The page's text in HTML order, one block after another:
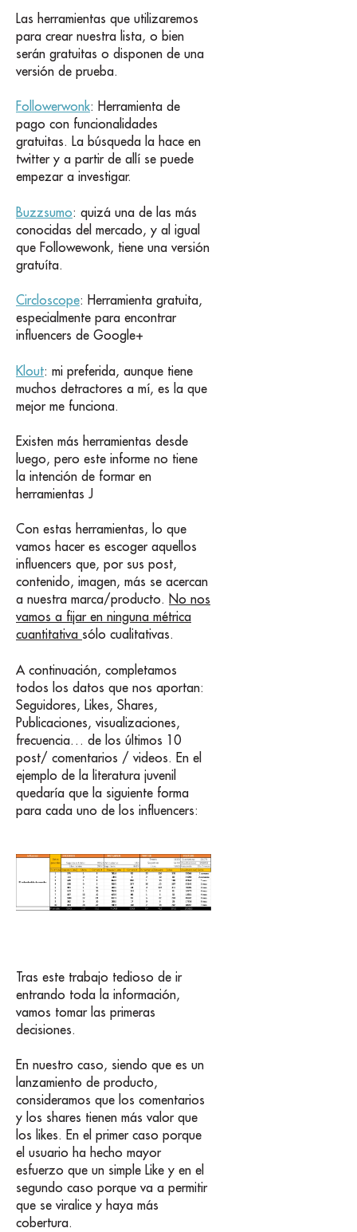
Las herramientas que utilizaremos
para crear nuestra lista, o bien
serán gratuitas o disponen de una
versión de prueba.
Followerwonk: Herramienta de
pago con funcionalidades
gratuitas. La búsqueda la hace en
twitter y a partir de allí se puede
empezar a investigar.
Buzzsumo: quizá una de las más
conocidas del mercado, y al igual
que Followewonk, tiene una versión
gratuíta.
Circloscope: Herramienta gratuita,
especialmente para encontrar
influencers de Google+
Klout: mi preferida, aunque tiene
muchos detractores a mí, es la que
mejor me funciona.
Existen más herramientas desde
luego, pero este informe no tiene
la intención de formar en
herramientas J
Con estas herramientas, lo que
vamos hacer es escoger aquellos
influencers que, por sus post,
contenido, imagen, más se acercan
a nuestra marca/producto. No nos
vamos a fijar en ninguna métrica
cuantitativa sólo cualitativas.
A continuación, completamos
todos los datos que nos aportan:
Seguidores, Likes, Shares,
Publicaciones, visualizaciones,
frecuencia… de los últimos 10
post/ comentarios / videos. En el
ejemplo de la literatura juvenil
quedaría que la siguiente forma
para cada uno de los influencers:
Tras este trabajo tedioso de ir
entrando toda la información,
vamos tomar las primeras
decisiones.
En nuestro caso, siendo que es un
lanzamiento de producto,
consideramos que los comentarios
y los shares tienen más valor que
los likes. En el primer caso porque
el usuario ha hecho mayor
esfuerzo que un simple Like y en el
segundo caso porque va a permitir
que se viralice y haya más
cobertura.